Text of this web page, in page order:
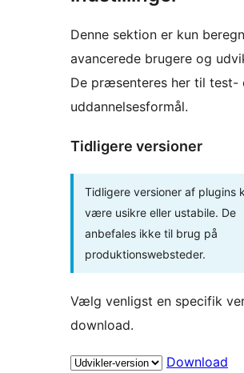
Denne sektion er kun
avancerede brugere og
De præsenteres her til test-
uddannelsesformål.
Tidligere versioner
Tidligere versioner af plugins
være usikre eller ustabile. De
anbefales ikke til brug på
produktionswebsteder.
Vælg venligst en specifik
download.
Download